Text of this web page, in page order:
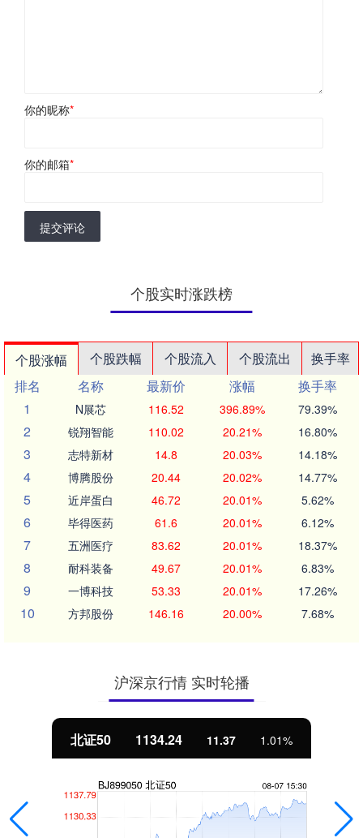
你的昵称*
你的邮箱*
提交评论
个股实时涨跌榜
个股涨幅 个股跌幅 个股流入 个股流出
换手率
排名
名称 最新价 涨幅
换手率
1
N展芯 116.52 396.89% 79.39%
2 锐翔智能 110.02 20.21% 16.80%
3 志特新材 14.8 20.03% 14.18%
4 博腾股份 20.44 20.02% 14.77%
5 近岸蛋白 46.72 20.01% 5.62%
6 毕得医药 61.6 20.01% 6.12%
7 五洲医疗 83.62 20.01% 18.37%
8 耐科装备 49.67 20.01% 6.83%
9 一博科技 53.33 20.01% 17.26%
10 方邦股份 146.16 20.00% 7.68%
沪深京行情 实时轮播
北证50 1134.24 11.37 1.01%